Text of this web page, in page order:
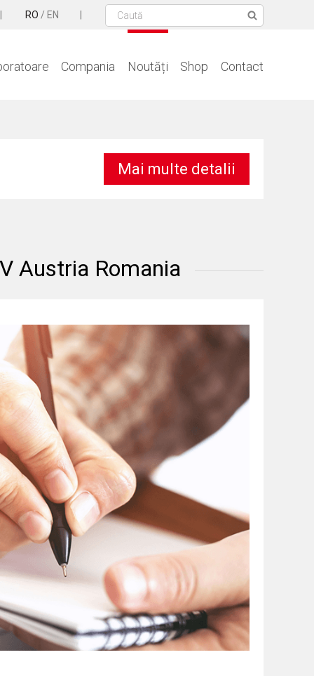
RO / EN
Compania Noutăți Shop Contact
Mai multe detalii
Austria Romania